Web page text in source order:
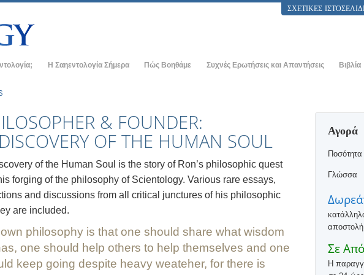
ΣΧΕΤΙΚΈΣ
για τη
της Σαηεντολογίας
Διανοητική
–
Η Σαηεντολογία Σήμερα
Ανώτεροι οργανισμοί
Freewinds
Φέρνοντας τη Σαηεντολογία στον Κόσμο
Ντέιβιντ Μισκάβιτς - Εκκλησιαστικός
Ηγέτης της Σαηεντολογίας
Πώς Βοηθάμε Συχνές Ερωτήσεις και Απαντήσεις
Ο Οργανισμός της Σαηεντολογίας
Βιβλία
Οι
Φιλμ
ΤΑ
ΤΑ
ΛΥΣΕΙΣ
Ο ΓΑΜΟΣ
Η ΤΟΝΙΚΗ
& FOUNDER:
OF THE HUMAN SOUL
of the Human Soul is the story of Ron’s philosophic quest
forging of the philosophy of Scientology. Various rare essays,
and discussions from all critical junctures of his philosophic
are included.
philosophy is that one should share what wisdom
one should help others to help themselves and one
keep going despite heavy weateher, for there is
Αγορά
Ποσότητα
Γλώσσα
Σε
Η